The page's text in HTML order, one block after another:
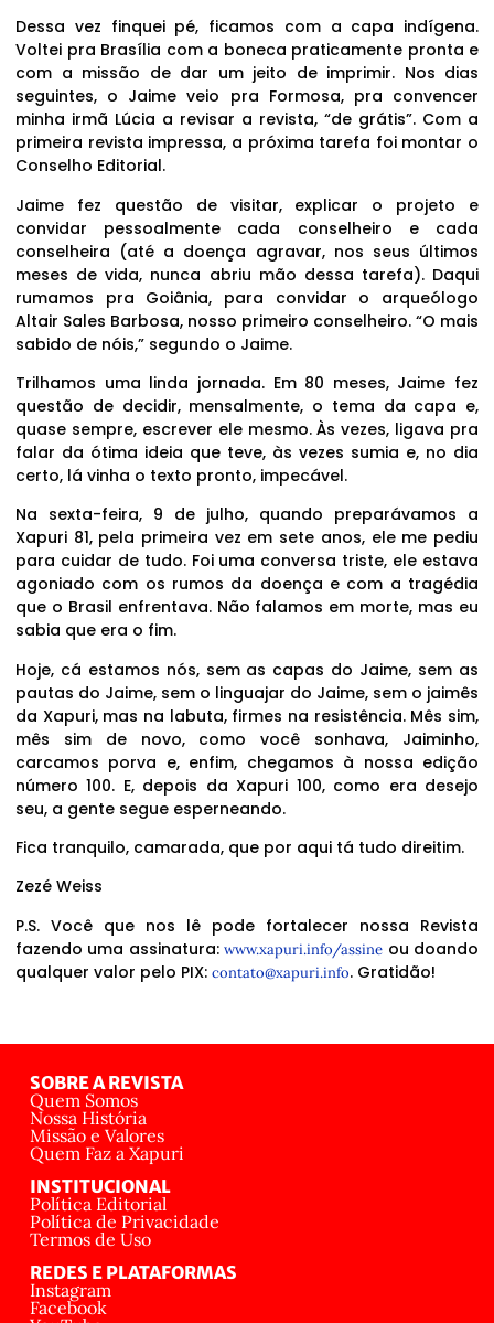
Dessa vez finquei pé, ficamos com a capa indígena.
Voltei pra Brasília com a boneca praticamente pronta e
com a missão de dar um jeito de imprimir. Nos dias
seguintes, o Jaime veio pra Formosa, pra convencer
minha irmã Lúcia a revisar a revista, “de grátis”. Com a
primeira revista impressa, a próxima tarefa foi montar o
Conselho Editorial.
Jaime fez questão de visitar, explicar o projeto e
convidar pessoalmente cada conselheiro e cada
conselheira (até a doença agravar, nos seus últimos
meses de vida, nunca abriu mão dessa tarefa). Daqui
rumamos pra Goiânia, para convidar o arqueólogo
Altair Sales Barbosa, nosso primeiro conselheiro. “O mais
sabido de nóis,” segundo o Jaime.
Trilhamos uma linda jornada. Em 80 meses, Jaime fez
questão de decidir, mensalmente, o tema da capa e,
quase sempre, escrever ele mesmo. Às vezes, ligava pra
falar da ótima ideia que teve, às vezes sumia e, no dia
certo, lá vinha o texto pronto, impecável.
Na sexta-feira, 9 de julho, quando preparávamos a
Xapuri 81, pela primeira vez em sete anos, ele me pediu
para cuidar de tudo. Foi uma conversa triste, ele estava
agoniado com os rumos da doença e com a tragédia
que o Brasil enfrentava. Não falamos em morte, mas eu
sabia que era o fim.
Hoje, cá estamos nós, sem as capas do Jaime, sem as
pautas do Jaime, sem o linguajar do Jaime, sem o jaimês
da Xapuri, mas na labuta, firmes na resistência. Mês sim,
mês sim de novo, como você sonhava, Jaiminho,
carcamos porva e, enfim, chegamos à nossa edição
número 100. E, depois da Xapuri 100, como era desejo
seu, a gente segue esperneando.
Fica tranquilo, camarada, que por aqui tá tudo direitim.
Zezé Weiss
P.S. Você que nos lê pode fortalecer nossa Revista
fazendo uma assinatura:www.xapuri.info/assine ou doando
qualquer valor pelo PIX: contato@xapuri.info. Gratidão!
SOBRE A REVISTA
Quem Somos
Nossa História
Missão e Valores
Quem Faz a Xapuri
INSTITUCIONAL
Política Editorial
Política de Privacidade
Termos de Uso
REDES E PLATAFORMAS
Instagram
Facebook